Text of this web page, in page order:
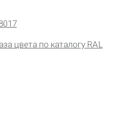
цвета по каталогу RAL